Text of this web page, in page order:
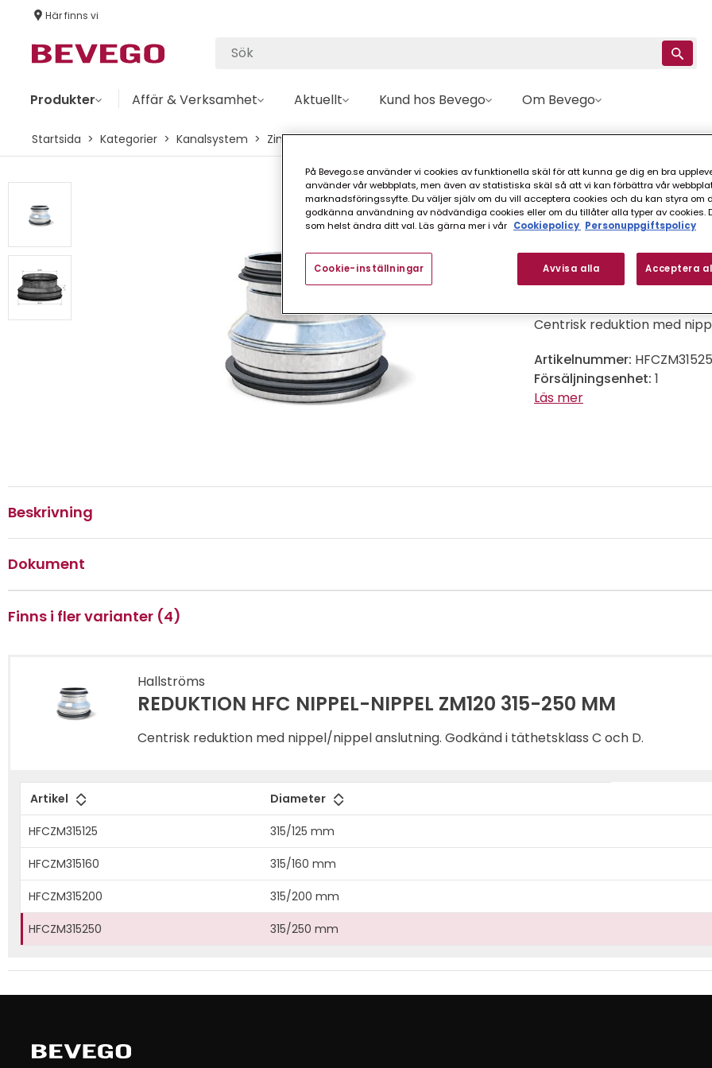
Här finns vi
Produkter Affär & Verksamhet Aktuellt Kund hos Bevego Om Bevego
Startsida Kategorier Kanalsystem ZinkMagnesium Reduktion Centrisk REDUKTION HFC NIPPEL-NIPPEL
Hallströms
REDUKTION HFC
FINNS I FLER VARIANTER
Centrisk reduktion med
Artikelnummer:
Försäljningsenhet: 1
Läs mer
Beskrivning
Dokument
Finns i fler varianter (4)
Hallströms
REDUKTION HFC NIPPEL-NIPPEL ZM120 315-250 MM
Centrisk reduktion med nippel/nippel anslutning. Godkänd i täthetsklass C och D.
Artikel Diameter
HFCZM315125 315/125 mm
HFCZM315160 315/160 mm
HFCZM315200 315/200 mm
HFCZM315250 315/250 mm
På Bevego.se använder vi cookies av funktionella skäl för att kunna ge dig en bra
använder vår webbplats, men även av statistiska skäl så att vi kan förbättra vår
marknadsföringssyfte. Du väljer själv om du vill acceptera cookies och du kan styra om
godkänna användning av nödvändiga cookies eller om du tillåter alla typer av cookies.
som helst ändra ditt val. Läs gärna mer i vår Cookiepolicy Personuppgiftspolicy
Avvisa alla Acceptera
Cookie-inställningar